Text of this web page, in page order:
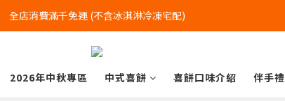
全店消費滿千免運 (不含冰淇淋冷凍宅配)
全店消費滿千免運 (不含冰淇淋冷凍宅配)
中式喜餅每消費滿一萬元，加贈2個一斤大餅
全店消費滿千免運 (不含冰淇淋冷凍宅配)
2026年中秋專區 中式喜餅 喜餅口味介紹 伴手禮